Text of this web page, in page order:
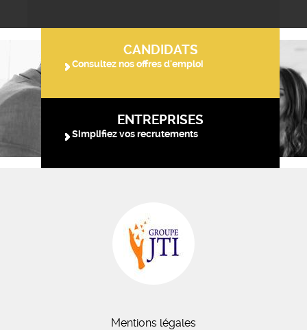
CANDIDATS
Consultez nos offres d'emploi
ENTREPRISES
Simplifiez vos recrutements
Mentions légales